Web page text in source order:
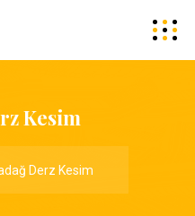
Kesim
Derz Kesim